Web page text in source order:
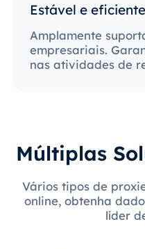
Estável e eficiente
Amplamente
empresariais.
nas atividades de
Múltiplas
Vários tipos de
online, obtenha
líder